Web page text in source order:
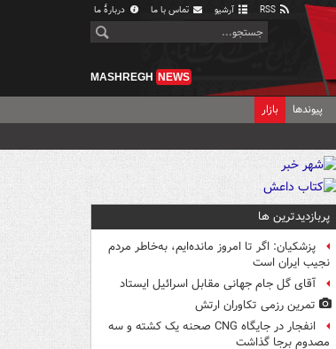
آرشیو تماس با ما دربارهٔ ما
MASHREGH NEWS
پیوندها بازار
پربازدیدترین ها
پزشکیان: اگر تا امروز مانده‌ایم، به‌خاطر مردم
نجیب ایران است
آقای گل جام جهانی مقابل اسرائیل ایستاد
تمرین رزمی تکاوران ارتش
انفجار در جایگاه CNG صحنه یک کشته و سه
مصدوم برجا گذاشت